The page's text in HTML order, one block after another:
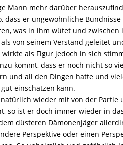
Mann mehr darüber
dass er ungewöhnliche
was in ihm wütet und zwischen
von seinem Verstand geleitet
wirkte als Figur jedoch in sich
kommt, dass er noch nicht so
und all den Dingen hatte und
einschätzen kann.
natürlich wieder mit von der
so ist er doch immer wieder in
düsteren Dämonenjäger
Perspektive oder einen